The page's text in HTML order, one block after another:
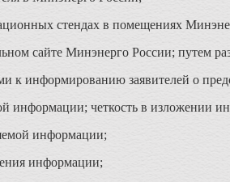
стендах в помещениях
сайте Минэнерго России; путем
к информированию заявителей о
информации; четкость в изложении
информации;
информации;